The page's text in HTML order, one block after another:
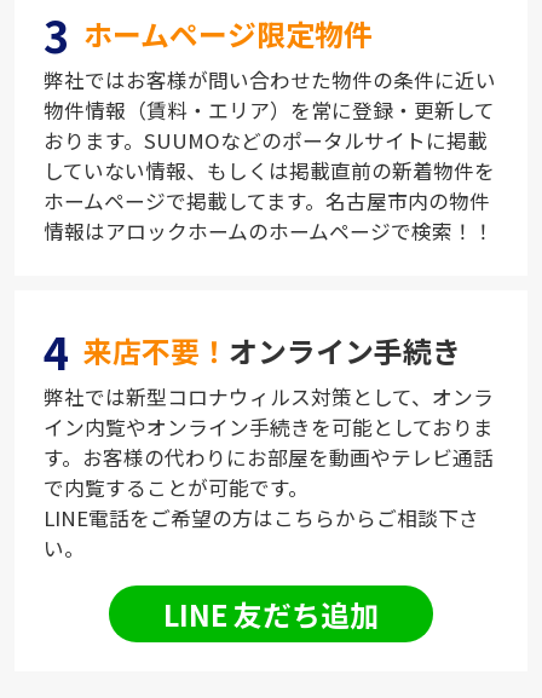
3 ホームページ限定物件
弊社ではお客様が問い合わせた物件の条件に近い
物件情報（賃料・エリア）を常に登録・更新して
おります。SUUMOなどのポータルサイトに掲載
していない情報、もしくは掲載直前の新着物件を
ホームページで掲載してます。名古屋市内の物件
情報はアロックホームのホームページで検索！！
4 来店不要！ オンライン手続き
弊社では新型コロナウィルス対策として、オンラ
イン内覧やオンライン手続きを可能としておりま
す。お客様の代わりにお部屋を動画やテレビ通話
で内覧することが可能です。
LINE電話をご希望の方はこちらからご相談下さ
い。
LINE 友だち追加